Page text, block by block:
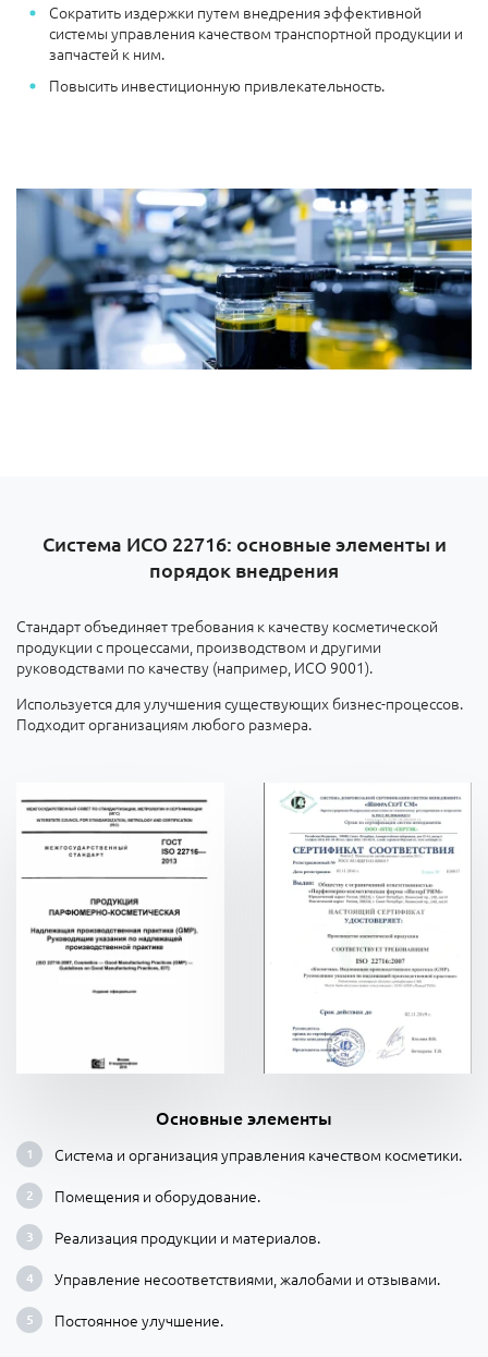
Сократить издержки путем внедрения эффективной
системы управления качеством транспортной продукции и
запчастей к ним.
Повысить инвестиционную привлекательность.
Система ИСО 22716: основные элементы и
порядок внедрения
Стандарт объединяет требования к качеству косметической
продукции с процессами, производством и другими
руководствами по качеству (например, ИСО 9001).
Используется для улучшения существующих бизнес-процессов.
Подходит организациям любого размера.
Основные элементы
Система и организация управления качеством косметики.
Помещения и оборудование.
Реализация продукции и материалов.
Управление несоответствиями, жалобами и отзывами.
Постоянное улучшение.